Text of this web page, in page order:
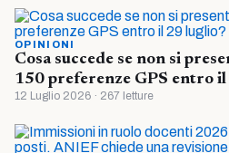
OPINIONI
Cosa succede se non si
150 preferenze GPS entro il
12 Luglio 2026 · 267 letture